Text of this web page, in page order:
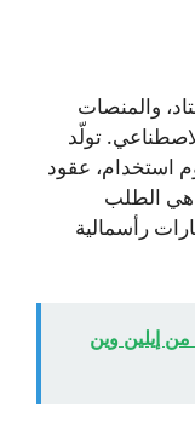
والمنصات
تولّد
استخدام، عقود
هي الطلب
رأسمالية
إيلين وين